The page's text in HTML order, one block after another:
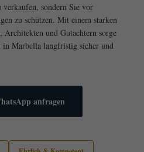
sondern Sie vor
zu schützen. Mit einem starken
Architekten und Gutachtern sorge
in Marbella langfristig sicher und
anfragen